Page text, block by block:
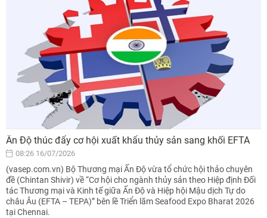
Ấn Độ thúc đẩy cơ hội xuất khẩu thủy sản sang khối EFTA
08:26 16/07/2026
(vasep.com.vn) Bộ Thương mại Ấn Độ vừa tổ chức hội thảo chuyên
đề (Chintan Shivir) về “Cơ hội cho ngành thủy sản theo Hiệp định Đối
tác Thương mại và Kinh tế giữa Ấn Độ và Hiệp hội Mậu dịch Tự do
châu Âu (EFTA – TEPA)” bên lề Triển lãm Seafood Expo Bharat 2026
tại Chennai.